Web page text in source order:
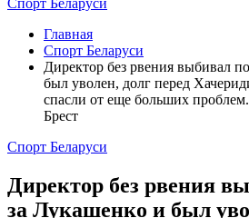
Спорт Беларуси
Главная
Спорт Беларуси
Директор без рвения выбивал
был уволен, долг перед
спасли от еще больших
Брест
Спорт Беларуси
Директор без рвения
за Лукашенко и был